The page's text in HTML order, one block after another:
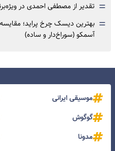
= تقدیر از مصطفی احمدی در
= بهترین دیسک چرخ پراید؛
آسمکو (سوراخ‌دار و ساده)
موسیقی ایرانی
گوگوش
مدونا